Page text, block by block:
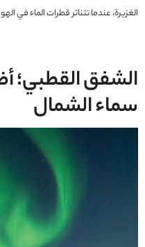
الغزيرة، عندما تتناثر قطرات الماء في
الشفق القطبي؛
سماء الشمال